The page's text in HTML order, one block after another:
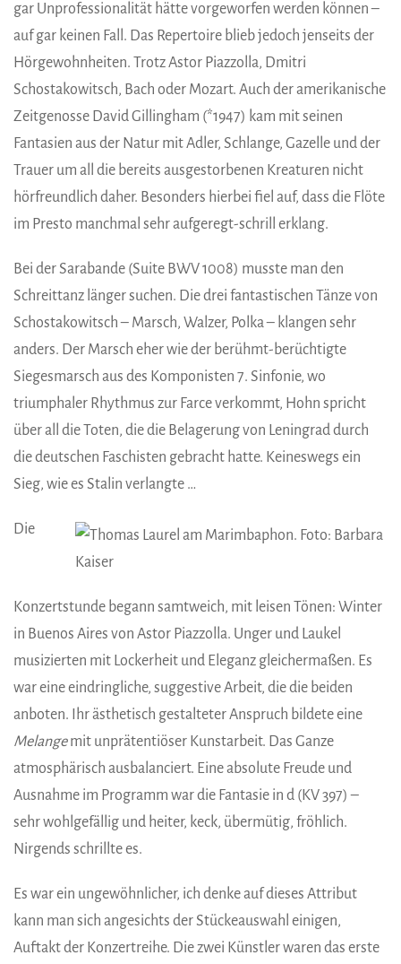
gar Unprofessionalität hätte vorgeworfen werden können –
auf gar keinen Fall. Das Repertoire blieb jedoch jenseits der
Hörgewohnheiten. Trotz Astor Piazzolla, Dmitri
Schostakowitsch, Bach oder Mozart. Auch der amerikanische
Zeitgenosse David Gillingham (*1947) kam mit seinen
Fantasien aus der Natur mit Adler, Schlange, Gazelle und der
Trauer um all die bereits ausgestorbenen Kreaturen nicht
hörfreundlich daher. Besonders hierbei fiel auf, dass die Flöte
im Presto manchmal sehr aufgeregt-schrill erklang.
Bei der Sarabande (Suite BWV 1008) musste man den
Schreittanz länger suchen. Die drei fantastischen Tänze von
Schostakowitsch – Marsch, Walzer, Polka – klangen sehr
anders. Der Marsch eher wie der berühmt-berüchtigte
Siegesmarsch aus des Komponisten 7. Sinfonie, wo
triumphaler Rhythmus zur Farce verkommt, Hohn spricht
über all die Toten, die die Belagerung von Leningrad durch
die deutschen Faschisten gebracht hatte. Keineswegs ein
Sieg, wie es Stalin verlangte …
Die
Konzertstunde begann samtweich, mit leisen Tönen: Winter
in Buenos Aires von Astor Piazzolla. Unger und Laukel
musizierten mit Lockerheit und Eleganz gleichermaßen. Es
war eine eindringliche, suggestive Arbeit, die die beiden
anboten. Ihr ästhetisch gestalteter Anspruch bildete eine
Melangemit unprätentiöser Kunstarbeit. Das Ganze
atmosphärisch ausbalanciert. Eine absolute Freude und
Ausnahme im Programm war die Fantasie in d (KV 397) –
sehr wohlgefällig und heiter, keck, übermütig, fröhlich.
Nirgends schrillte es.
Es war ein ungewöhnlicher, ich denke auf dieses Attribut
kann man sich angesichts der Stückeauswahl einigen,
Auftakt der Konzertreihe. Die zwei Künstler waren das erste